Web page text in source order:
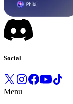
Social
Menu